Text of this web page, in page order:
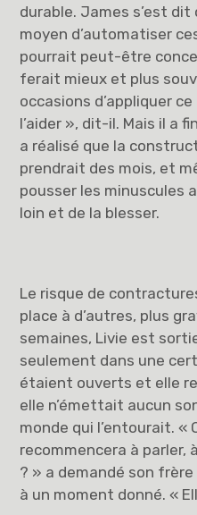
durable. James s’est dit
moyen d’automatiser
pourrait peut-être
ferait mieux et plus
occasions d’appliquer
l’aider », dit-il. Mais il a
a réalisé que la
prendrait des mois, et
pousser les minuscules
loin et de la blesser.
Le risque de
place à d’autres, plus
semaines, Livie est
seulement dans une
étaient ouverts et elle
elle n’émettait aucun
monde qui l’entourait. «
recommencera à parler,
? » a demandé son
à un moment donné. «